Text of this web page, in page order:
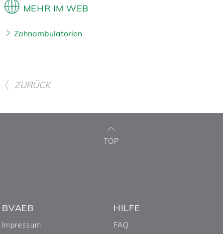
MEHR IM WEB
Zahnambulatorien
ZURÜCK
TOP
BVAEB
Impressum
HILFE
FAQ